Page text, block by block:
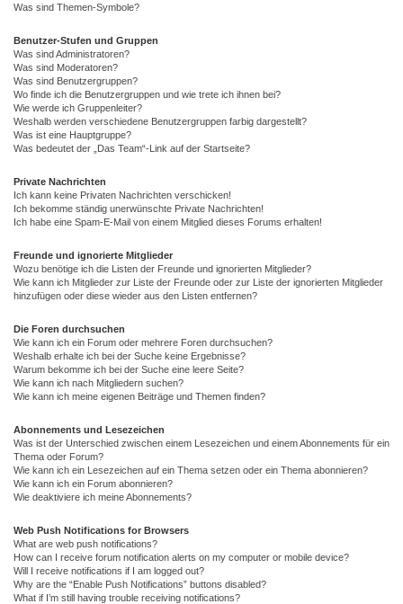
Was sind Themen-Symbole?
Benutzer-Stufen und Gruppen
Was sind Administratoren?
Was sind Moderatoren?
Was sind Benutzergruppen?
Wo finde ich die Benutzergruppen und wie trete ich ihnen bei?
Wie werde ich Gruppenleiter?
Weshalb werden verschiedene Benutzergruppen farbig dargestellt?
Was ist eine Hauptgruppe?
Was bedeutet der „Das Team“-Link auf der Startseite?
Private Nachrichten
Ich kann keine Privaten Nachrichten verschicken!
Ich bekomme ständig unerwünschte Private Nachrichten!
Ich habe eine Spam-E-Mail von einem Mitglied dieses Forums erhalten!
Freunde und ignorierte Mitglieder
Wozu benötige ich die Listen der Freunde und ignorierten Mitglieder?
Wie kann ich Mitglieder zur Liste der Freunde oder zur Liste der ignorierten Mitglieder
hinzufügen oder diese wieder aus den Listen entfernen?
Die Foren durchsuchen
Wie kann ich ein Forum oder mehrere Foren durchsuchen?
Weshalb erhalte ich bei der Suche keine Ergebnisse?
Warum bekomme ich bei der Suche eine leere Seite?
Wie kann ich nach Mitgliedern suchen?
Wie kann ich meine eigenen Beiträge und Themen finden?
Abonnements und Lesezeichen
Was ist der Unterschied zwischen einem Lesezeichen und einem Abonnements für ein
Thema oder Forum?
Wie kann ich ein Lesezeichen auf ein Thema setzen oder ein Thema abonnieren?
Wie kann ich ein Forum abonnieren?
Wie deaktiviere ich meine Abonnements?
Web Push Notifications for Browsers
What are web push notifications?
How can I receive forum notification alerts on my computer or mobile device?
Will I receive notifications if I am logged out?
Why are the “Enable Push Notifications” buttons disabled?
What if I’m still having trouble receiving notifications?